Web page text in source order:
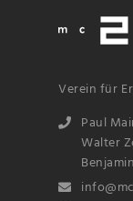
Verein für
Paul
Walter